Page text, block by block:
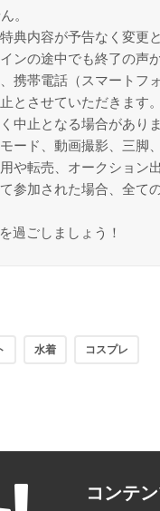
。
内容が予告なく変更
の途中でも終了の声
帯電話（スマートフ
とさせていただきます。
中止となる場合がありま
ド、動画撮影、三脚
転売、オークション
加された場合、全て
過ごしましょう！
水着 コスプレ
コンテ